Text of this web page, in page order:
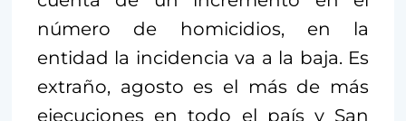
número de homicidios, en la
entidad la incidencia va a la baja. Es
extraño, agosto es el más de más
ejecuciones en todo el país y San